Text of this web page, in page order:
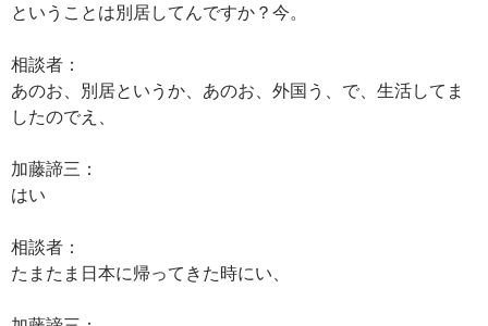
ということは別居してんですか？今。
相談者：
あのお、別居というか、あのお、外国う、で、生活してま
したのでえ、
加藤諦三：
はい
相談者：
たまたま日本に帰ってきた時にい、